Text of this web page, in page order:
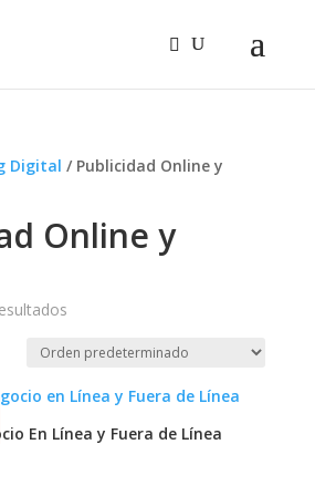
Digital / Publicidad Online y
Online y
En Línea y Fuera de Línea